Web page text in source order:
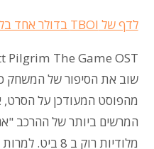
לדף של TBOI בדולר אחד בלבד!
Pilgrim The Game OST
שוב את הסיפור של המשחק
מהפוסט המעודכן על
המרשים ביותר של ההרכב
מלודיות רוק ב